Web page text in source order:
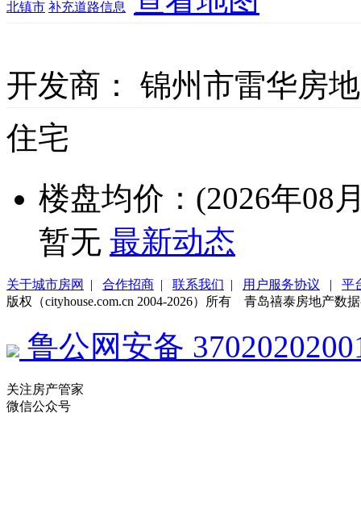
北镇市 补充道路信息
开发商：
锦州市雷华房
住宅
楼盘均价：(2026年08
暂无 最新动态
关于城市房网 | 合作招商 | 联系我们 | 用户服务协议 | 平
版权（cityhouse.com.cn 2004-2026）所有 青岛禧泰房地产
鲁公网安备
关注房产管家
微信公众号